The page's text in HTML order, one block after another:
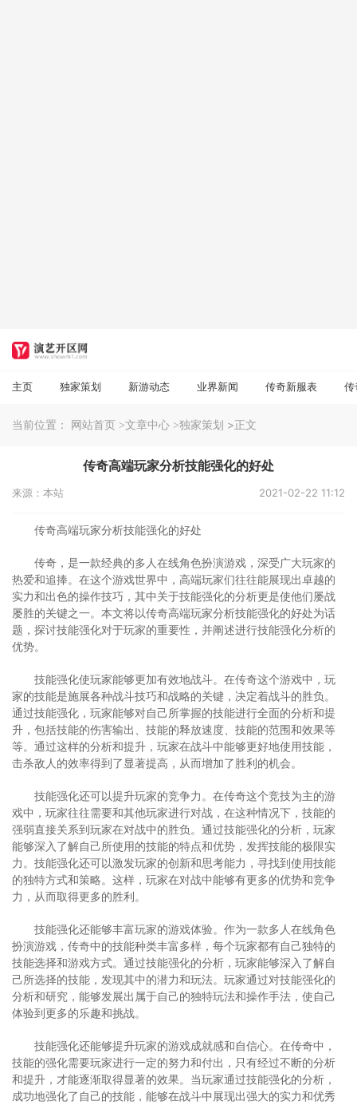
主页 独家策划 新游动态 业界新闻 传奇新服表 传
当前位置： 网站首页 >文章中心 >独家策划 >正文
传奇高端玩家分析技能强化的好处
来源：本站 2021-02-22 11:12
传奇高端玩家分析技能强化的好处
传奇，是一款经典的多人在线角色扮演游戏，深受广大玩家的
热爱和追捧。在这个游戏世界中，高端玩家们往往能展现出卓越的
实力和出色的操作技巧，其中关于技能强化的分析更是使他们屡战
屡胜的关键之一。本文将以传奇高端玩家分析技能强化的好处为话
题，探讨技能强化对于玩家的重要性，并阐述进行技能强化分析的
优势。
技能强化使玩家能够更加有效地战斗。在传奇这个游戏中，玩
家的技能是施展各种战斗技巧和战略的关键，决定着战斗的胜负。
通过技能强化，玩家能够对自己所掌握的技能进行全面的分析和提
升，包括技能的伤害输出、技能的释放速度、技能的范围和效果等
等。通过这样的分析和提升，玩家在战斗中能够更好地使用技能，
击杀敌人的效率得到了显著提高，从而增加了胜利的机会。
技能强化还可以提升玩家的竞争力。在传奇这个竞技为主的游
戏中，玩家往往需要和其他玩家进行对战，在这种情况下，技能的
强弱直接关系到玩家在对战中的胜负。通过技能强化的分析，玩家
能够深入了解自己所使用的技能的特点和优势，发挥技能的极限实
力。技能强化还可以激发玩家的创新和思考能力，寻找到使用技能
的独特方式和策略。这样，玩家在对战中能够有更多的优势和竞争
力，从而取得更多的胜利。
技能强化还能够丰富玩家的游戏体验。作为一款多人在线角色
扮演游戏，传奇中的技能种类丰富多样，每个玩家都有自己独特的
技能选择和游戏方式。通过技能强化的分析，玩家能够深入了解自
己所选择的技能，发现其中的潜力和玩法。玩家通过对技能强化的
分析和研究，能够发展出属于自己的独特玩法和操作手法，使自己
体验到更多的乐趣和挑战。
技能强化还能够提升玩家的游戏成就感和自信心。在传奇中，
技能的强化需要玩家进行一定的努力和付出，只有经过不断的分析
和提升，才能逐渐取得显著的效果。当玩家通过技能强化的分析，
成功地强化了自己的技能，能够在战斗中展现出强大的实力和优秀